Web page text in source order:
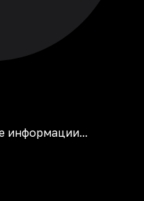
информации...